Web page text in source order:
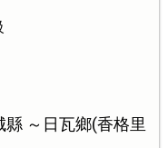
縣 ～日瓦鄉(香格里